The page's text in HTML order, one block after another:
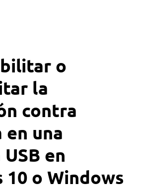
o
la
contra
una
en
10 o Windows